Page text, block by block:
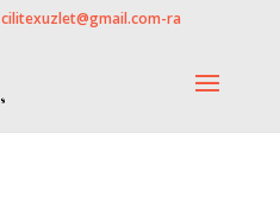
cilitexuzlet@gmail.com-ra